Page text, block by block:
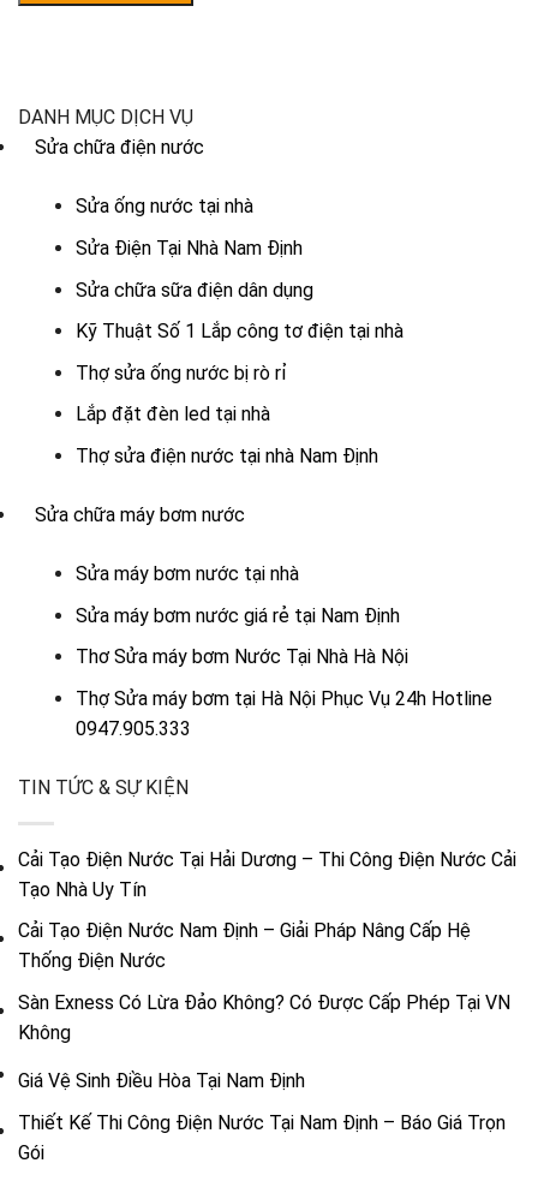
DANH MỤC DỊCH VỤ
Sửa chữa điện nước
Sửa ống nước tại nhà
Sửa Điện Tại Nhà Nam Định
Sửa chữa sữa điện dân dụng
Kỹ Thuật Số 1 Lắp công tơ điện tại nhà
Thợ sửa ống nước bị rò rỉ
Lắp đặt đèn led tại nhà
Thợ sửa điện nước tại nhà Nam Định
Sửa chữa máy bơm nước
Sửa máy bơm nước tại nhà
Sửa máy bơm nước giá rẻ tại Nam Định
Thơ Sửa máy bơm Nước Tại Nhà Hà Nội
Thợ Sửa máy bơm tại Hà Nội Phục Vụ 24h Hotline
0947.905.333
TIN TỨC & SỰ KIỆN
Cải Tạo Điện Nước Tại Hải Dương – Thi Công Điện Nước Cải
Tạo Nhà Uy Tín
Cải Tạo Điện Nước Nam Định – Giải Pháp Nâng Cấp Hệ
Thống Điện Nước
Sàn Exness Có Lừa Đảo Không? Có Được Cấp Phép Tại VN
Không
Giá Vệ Sinh Điều Hòa Tại Nam Định
Thiết Kế Thi Công Điện Nước Tại Nam Định – Báo Giá Trọn
Gói